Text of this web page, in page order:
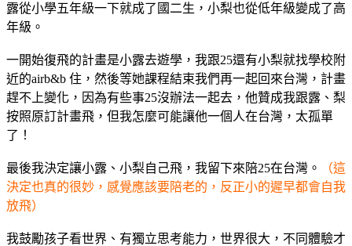
露從小學五年級一下就成了國二生，小梨也從低年級變成了高
年級。
一開始復飛的計畫是小露去遊學，我跟25還有小梨就找學校附
近的airb&b 住，然後等她課程結束我們再一起回來台灣，計畫
趕不上變化，因為有些事25沒辦法一起去，他贊成我跟露、梨
按照原訂計畫飛，但我怎麼可能讓他一個人在台灣，太孤單
了！
最後我決定讓小露、小梨自己飛，我留下來陪25在台灣。
（這
決定也真的很妙，感覺應該要陪老的，反正小的遲早都會自我
放飛）
我鼓勵孩子看世界、有獨立思考能力，世界很大，不同體驗才